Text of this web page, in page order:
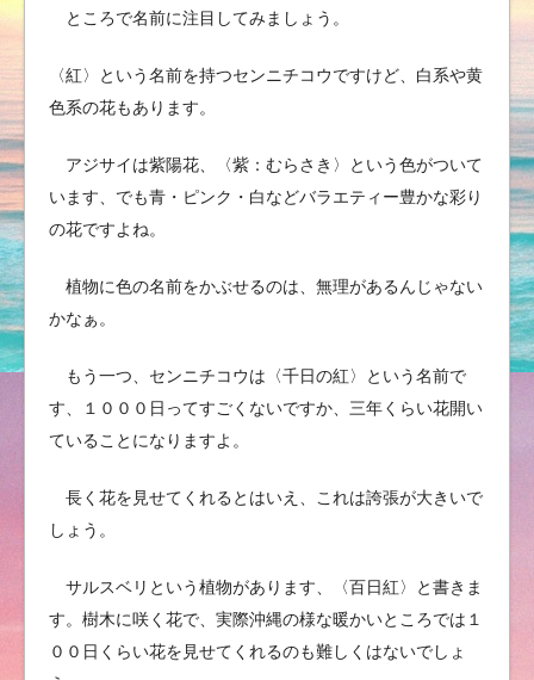
ところで名前に注目してみましょう。
〈紅〉という名前を持つセンニチコウですけど、白系や黄
色系の花もあります。
アジサイは紫陽花、〈紫：むらさき〉という色がついて
います、でも青・ピンク・白などバラエティー豊かな彩り
の花ですよね。
植物に色の名前をかぶせるのは、無理があるんじゃない
かなぁ。
もう一つ、センニチコウは〈千日の紅〉という名前で
す、１０００日ってすごくないですか、三年くらい花開い
ていることになりますよ。
長く花を見せてくれるとはいえ、これは誇張が大きいで
しょう。
サルスベリという植物があります、〈百日紅〉と書きま
す。樹木に咲く花で、実際沖縄の様な暖かいところでは１
００日くらい花を見せてくれるのも難しくはないでしょ